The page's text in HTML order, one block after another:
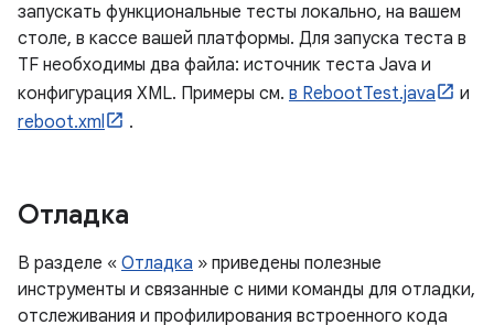
запускать функциональные тесты локально, на вашем
столе, в кассе вашей платформы. Для запуска теста в
TF необходимы два файла: источник теста Java и
конфигурация XML. Примеры см. в RebootTest.java
и
reboot.xml
.
Отладка
В разделе « Отладка » приведены полезные
инструменты и связанные с ними команды для отладки,
отслеживания и профилирования встроенного кода